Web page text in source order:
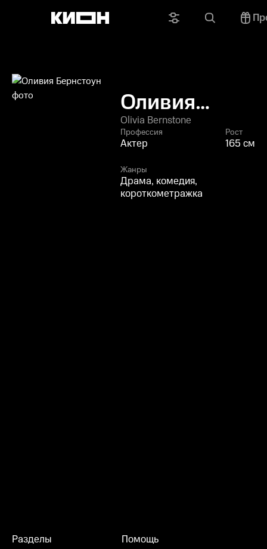
Оливия
Бернстоун
Olivia Bernstone
Профессия
Актер
Рост
165 см
Жанры
Драма, комедия,
короткометражка
Разделы Помощь